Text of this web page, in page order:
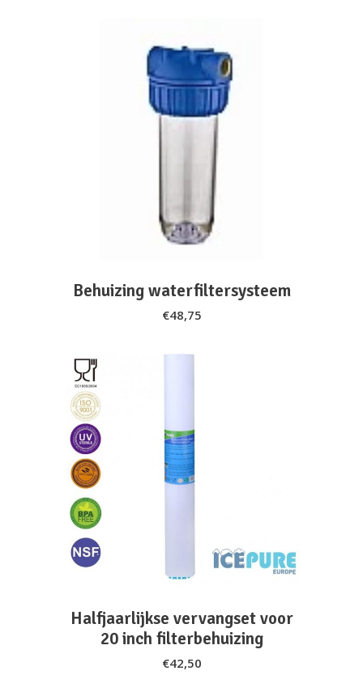
Behuizing waterfiltersysteem
€48,75
ADD TO CART
Halfjaarlijkse vervangset voor
20 inch filterbehuizing
€42,50